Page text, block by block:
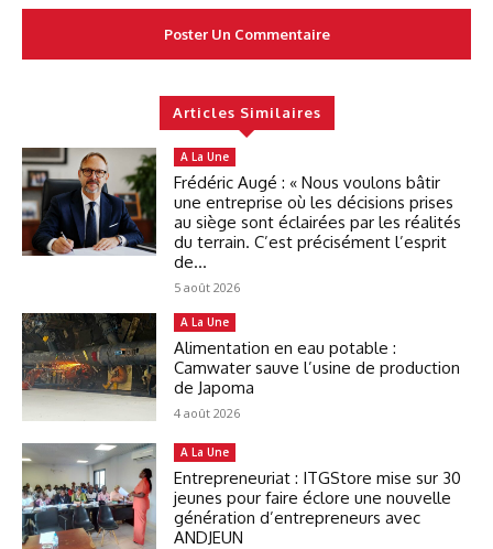
Articles Similaires
A La Une
Frédéric Augé : « Nous voulons bâtir
une entreprise où les décisions prises
au siège sont éclairées par les réalités
du terrain. C’est précisément l’esprit
de...
5 août 2026
A La Une
Alimentation en eau potable :
Camwater sauve l’usine de production
de Japoma
4 août 2026
A La Une
Entrepreneuriat : ITGStore mise sur 30
jeunes pour faire éclore une nouvelle
génération d’entrepreneurs avec
ANDJEUN